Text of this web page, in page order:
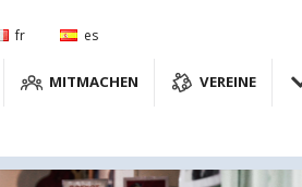
fr es
MITMACHEN VEREINE